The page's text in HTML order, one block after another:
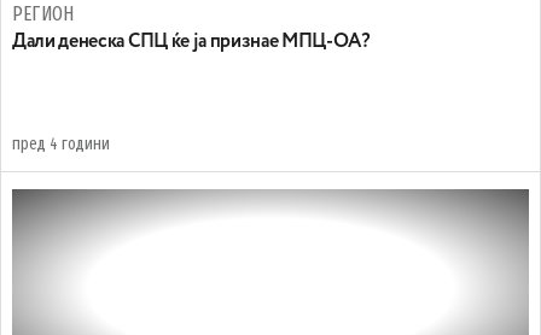
РЕГИОН
Дали денеска СПЦ ќе ја признае МПЦ-ОА?
пред 4 години